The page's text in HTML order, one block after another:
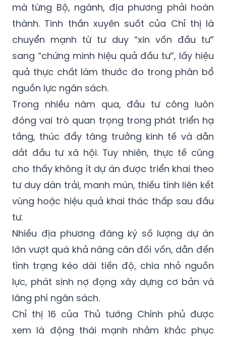
mà từng Bộ, ngành, địa phương phải hoàn
thành. Tinh thần xuyên suốt của Chỉ thị là
chuyển mạnh từ tư duy “xin vốn đầu tư”
sang “chứng minh hiệu quả đầu tư”, lấy hiệu
quả thực chất làm thước đo trong phân bổ
nguồn lực ngân sách.
Trong nhiều năm qua, đầu tư công luôn
đóng vai trò quan trọng trong phát triển hạ
tầng, thúc đẩy tăng trưởng kinh tế và dẫn
dắt đầu tư xã hội. Tuy nhiên, thực tế cũng
cho thấy không ít dự án được triển khai theo
tư duy dàn trải, manh mún, thiếu tính liên kết
vùng hoặc hiệu quả khai thác thấp sau đầu
tư.
Nhiều địa phương đăng ký số lượng dự án
lớn vượt quá khả năng cân đối vốn, dẫn đến
tình trạng kéo dài tiến độ, chia nhỏ nguồn
lực, phát sinh nợ đọng xây dựng cơ bản và
lãng phí ngân sách.
Chỉ thị 16 của Thủ tướng Chính phủ được
xem là động thái mạnh nhằm khắc phục